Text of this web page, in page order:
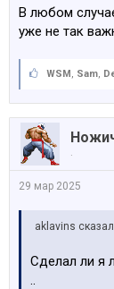
В любом
уже не так
WSM, Sam,
.
29 мар 2025
aklavins
Сделал ли я
..